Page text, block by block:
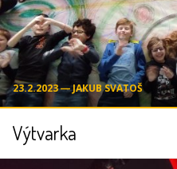
23.2.2023 ― JAKUB SVATOŠ
Výtvarka